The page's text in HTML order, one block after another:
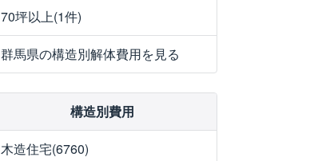
70坪以上(1件)
群馬県の構造別解体費用を見る
構造別費用
木造住宅(6760)